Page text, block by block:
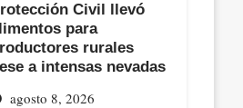
Civil llevó
para
rurales
a intensas nevadas
agosto 8, 2026